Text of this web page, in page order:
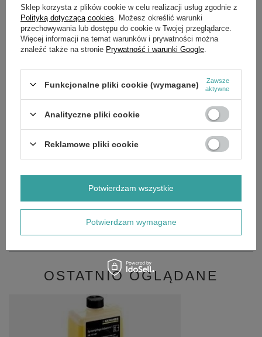
Nr katalogowy:: 6.295-623.0
Środek zmiękczający Karcher RM 110 ASF 1l.
Zabezpieczenie wysokociśnieniowych urządzeń czyszczących
z podgrzewaniem wody przed osadzaniem się wapnia. Nie
zawiera fosforanów i do 150°C zapobiega odkładaniu się
kamienia wapiennego w systemach wężownic grzewczych.
Gwarantuje długą żywotność wysokociśnieniowym
urządzeniom czyszczącym z podgrzewaniem wody.
SZCZEGÓŁOWE DANE
OPINIE (0)
OSTATNIO OGLĄDANE
Sklep korzysta z plików cookie w celu realizacji usług zgodnie z
Polityką dotyczącą cookies . Możesz określić warunki
przechowywania lub dostępu do cookie w Twojej przeglądarce.
Więcej informacji na temat warunków i prywatności można
znaleźć także na stronie Prywatność i warunki Google
Funkcjonalne pliki cookie (wymagane)
Zawsze
aktywne
Analityczne pliki cookie
Reklamowe pliki cookie
Potwierdzam wymagane
Potwierdzam wszystkie